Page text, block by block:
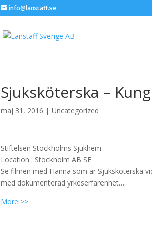
info@lanstaff.se
Sjuksköterska –
maj 31, 2016 |Uncategorized
Stiftelsen Stockholms Sjukhem
Location : Stockholm AB SE
Se filmen med Hanna som är Sjuksköterska
med dokumenterad yrkeserfarenhet….
More >>